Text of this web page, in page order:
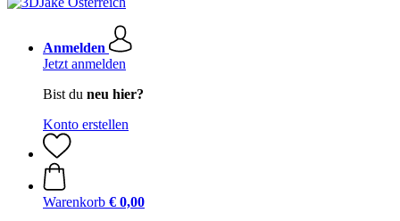
Anmelden
Jetzt anmelden
Bist du neu hier?
Konto erstellen
Warenkorb € 0,00